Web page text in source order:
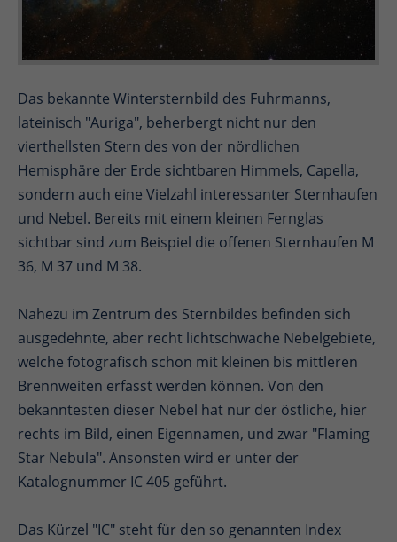
Das bekannte Wintersternbild des Fuhrmanns,
lateinisch "Auriga", beherbergt nicht nur den
vierthellsten Stern des von der nördlichen
Hemisphäre der Erde sichtbaren Himmels, Capella,
sondern auch eine Vielzahl interessanter Sternhaufen
und Nebel. Bereits mit einem kleinen Fernglas
sichtbar sind zum Beispiel die offenen Sternhaufen M
36, M 37 und M 38.
Nahezu im Zentrum des Sternbildes befinden sich
ausgedehnte, aber recht lichtschwache Nebelgebiete,
welche fotografisch schon mit kleinen bis mittleren
Brennweiten erfasst werden können. Von den
bekanntesten dieser Nebel hat nur der östliche, hier
rechts im Bild, einen Eigennamen, und zwar "Flaming
Star Nebula". Ansonsten wird er unter der
Katalognummer IC 405 geführt.
Das Kürzel "IC" steht für den so genannten Index